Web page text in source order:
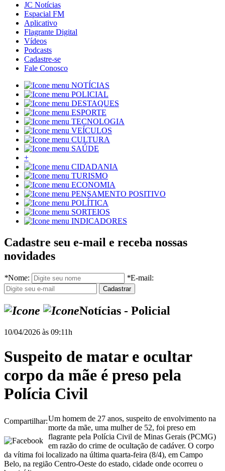
JC Notícias
Espacial FM
Aplicativo
Flagrante Digital
Vídeos
Podcasts
Cadastre-se
Fale Conosco
NOTÍCIAS
POLICIAL
DESTAQUES
ESPORTE
TECNOLOGIA
VEÍCULOS
CULTURA
SAÚDE
+
CIDADANIA
TURISMO
ECONOMIA
PENSAMENTO POSITIVO
POLÍTICA
SORTEIOS
INDICADORES
Cadastre seu e-mail e receba nossas
novidades
*Nome: *E-mail:
Notícias - Policial
10/04/2026 às 09:11h
Suspeito de matar e ocultar
corpo da mãe é preso pela
Polícia Civil
Compartilhar:Um homem de 27 anos, suspeito de envolvimento na
morte da mãe, uma mulher de 52, foi preso em
flagrante pela Polícia Civil de Minas Gerais (PCMG)
em razão do crime de ocultação de cadáver. O corpo
da vítima foi localizado na última quarta-feira (8/4), em Campo
Belo, na região Centro-Oeste do estado, cidade onde ocorreu o